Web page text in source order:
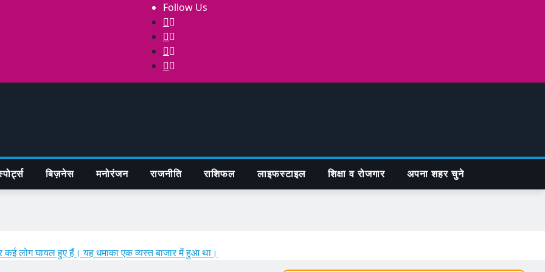
Follow Us
बिज़नेस मनोरंजन राजनीति राशिफल लाइफस्टाइल शिक्षा व रोजगार अपना शहर चुने
लोग घायल हुए हैं। यह धमाका एक व्यस्त बाजार में हुआ था।